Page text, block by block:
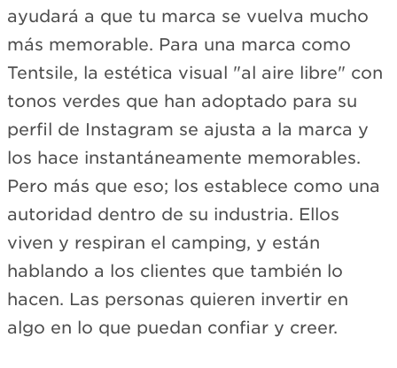
ayudará a que tu marca se vuelva mucho
más memorable. Para una marca como
Tentsile, la estética visual "al aire libre" con
tonos verdes que han adoptado para su
perfil de Instagram se ajusta a la marca y
los hace instantáneamente memorables.
Pero más que eso; los establece como una
autoridad dentro de su industria. Ellos
viven y respiran el camping, y están
hablando a los clientes que también lo
hacen. Las personas quieren invertir en
algo en lo que puedan confiar y creer.